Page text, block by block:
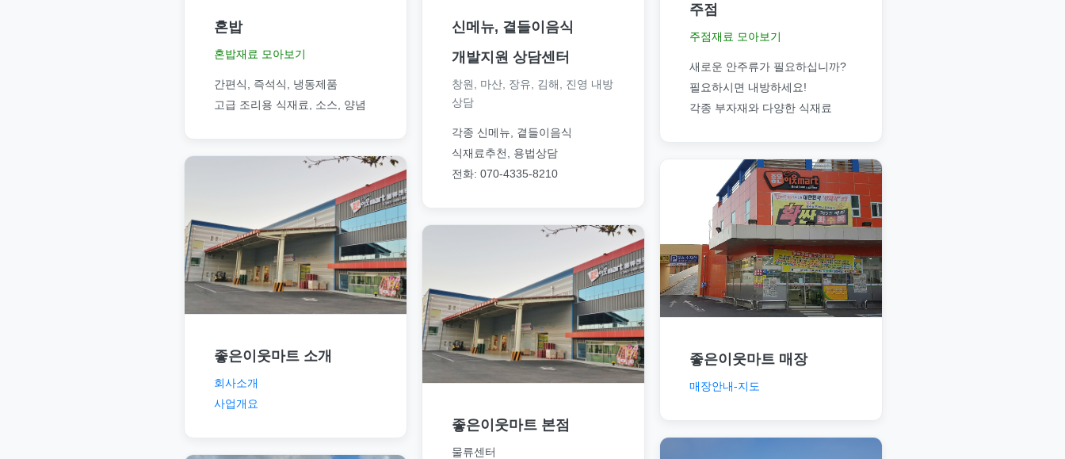
주점
주점재료 모아보기
새로운 안주류가 필요하십니까?
필요하시면 내방하세요!
각종 부자재와 다양한 식재료
혼밥
혼밥재료 모아보기
간편식, 즉석식, 냉동제품
고급 조리용 식재료, 소스, 양념
신메뉴, 곁들이음식
개발지원 상담센터
창원, 마산, 장유, 김해, 진영 내방
상담
각종 신메뉴, 곁들이음식
식재료추천, 용법상담
전화: 070-4335-8210
좋은이웃마트 소개
회사소개
사업개요
좋은이웃마트 매장
매장안내-지도
좋은이웃마트 본점
물류센터